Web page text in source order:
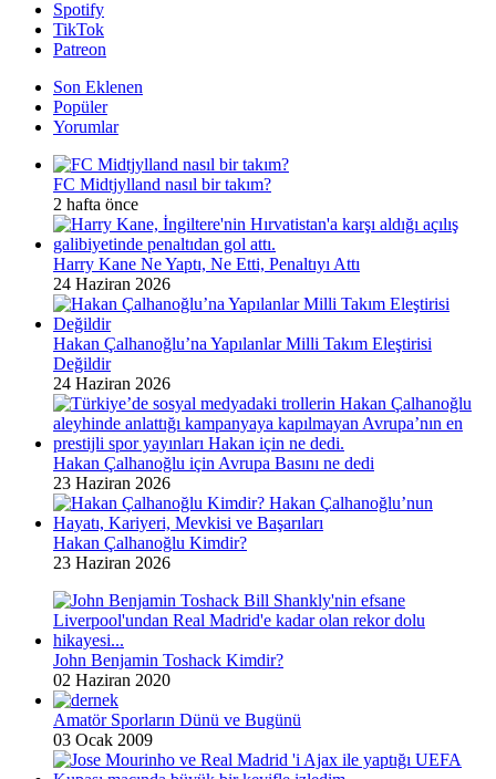
Spotify
TikTok
Patreon
Son Eklenen
Popüler
Yorumlar
FC Midtjylland nasıl bir takım?
2 hafta önce
Harry Kane Ne Yaptı, Ne Etti, Penaltıyı Attı
24 Haziran 2026
Hakan Çalhanoğlu’na Yapılanlar Milli Takım Eleştirisi
Değildir
24 Haziran 2026
Hakan Çalhanoğlu için Avrupa Basını ne dedi
23 Haziran 2026
Hakan Çalhanoğlu Kimdir?
23 Haziran 2026
John Benjamin Toshack Kimdir?
02 Haziran 2020
Amatör Sporların Dünü ve Bugünü
03 Ocak 2009